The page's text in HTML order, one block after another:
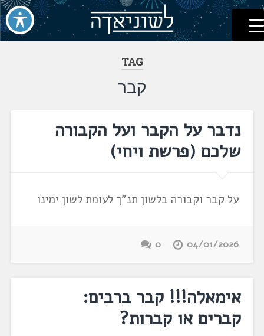
דלג
לתוכן
לשוניאדה
עברית. לשון. שפה
TAG
קבר
נדבר על הקבר ועל הקבורה
שלכם (פרשת ויחי)
על קבר וקבורה בלשון תנ"ך לעומת לשון ימינו
04/01/2026
0
אימאלה!!! קבר ברבים:
קברים או קברות?